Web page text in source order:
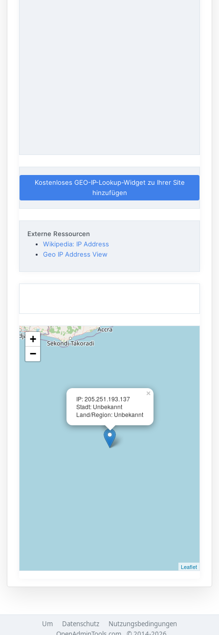
Kostenloses GEO-IP-Lookup-Widget zu Ihrer Site
hinzufügen
Externe Ressourcen
Wikipedia: IP Address
Geo IP Address View
IP: 205.251.193.137
Stadt: Unbekannt
Land/Region: Unbekannt
×
+
−
Leaflet
Um Datenschutz
Nutzungsbedingungen